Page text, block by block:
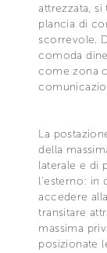
attrezzata,
plancia di
scorrevole.
comoda
come zona
La
della
laterale e di
l'esterno: in
accedere
transitare
massima
posizionate